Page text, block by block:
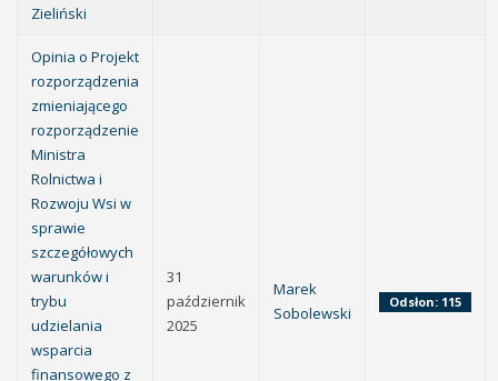
Zieliński
Opinia o Projekt
rozporządzenia
zmieniającego
rozporządzenie
Ministra
Rolnictwa i
Rozwoju Wsi w
sprawie
szczegółowych
warunków i
trybu
udzielania
wsparcia
finansowego z
31
październik
2025
Marek
Sobolewski
Odsłon: 115